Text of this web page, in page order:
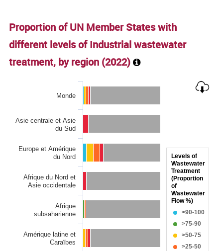
Proportion of UN Member States with
different levels of Industrial wastewater
treatment, by region (2022)
Bar chart with 6 data series.
The chart has 1 X axis displaying categories.
The chart has 1 Y axis displaying values. Data ranges from
>90-100
>75-90
>50-75
>25-50
Levels of
Wastewater
Treatment
(Proportion
of
Wastewater
Flow %)
Monde
Asie centrale et Asie
du Sud
Europe et Amérique
du Nord
Afrique du Nord et
Asie occidentale
Afrique
subsaharienne
Amérique latine et
Caraïbes